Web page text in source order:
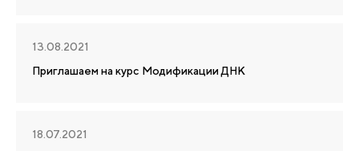
13.08.2021
Приглашаем на курс Модификации ДНК
18.07.2021